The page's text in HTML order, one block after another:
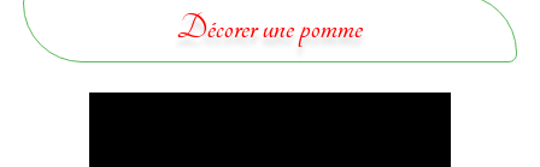
Décorer une pomme